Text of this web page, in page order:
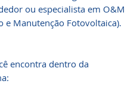
ou especialista em O&M
e Manutenção Fotovoltaica).
encontra dentro da